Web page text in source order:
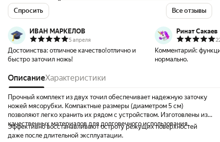
Спросить Все отзывы
ИВАН МАРКЕЛОВ
5 апреля
Достоинства: отличное качество!отлично и
быстро заточил ножь!
Ринат Сакаев
Комментарий:
нормально.
ОписаниеХарактеристики
Прочный комплект из двух точил обеспечивает надежную заточку
ножей мясорубки. Компактные размеры (диаметром 5 см)
позволяют легко хранить их рядом с устройством. Изготовлены из
качественных материалов для долговечного использования.
Эффективно восстанавливают остроту режущих поверхностей
даже после длительной эксплуатации.